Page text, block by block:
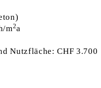
m2a
Nutzfläche: CHF 3.700